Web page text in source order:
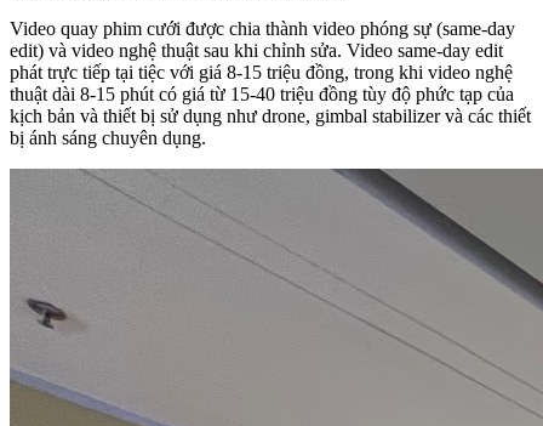
Video quay phim cưới được chia thành video phóng sự (same-day
edit) và video nghệ thuật sau khi chỉnh sửa. Video same-day edit
phát trực tiếp tại tiệc với giá 8-15 triệu đồng, trong khi video nghệ
thuật dài 8-15 phút có giá từ 15-40 triệu đồng tùy độ phức tạp của
kịch bản và thiết bị sử dụng như drone, gimbal stabilizer và các thiết
bị ánh sáng chuyên dụng.